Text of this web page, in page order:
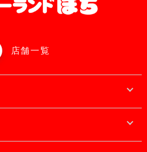
店舗一覧